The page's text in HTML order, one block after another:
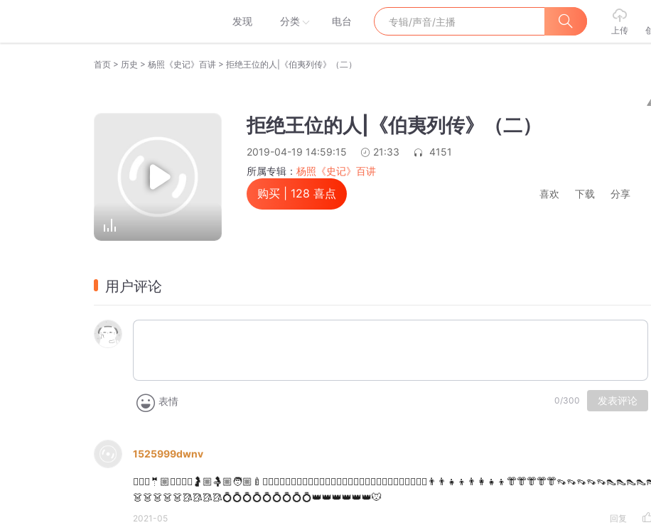
发现 分类 电台
上传
首页 > 历史 > 杨照《史记》百讲 > 拒绝王位的人|《伯夷列传》（二）
拒绝王位的人|《伯夷列传》（二）
2019-04-19 14:59:15 21:33
4151
所属专辑： 杨照《史记》百讲
购买 | 128 喜点 喜欢 下载 分享
用户评论
表情 0/300 发表评论
1525999dwnv
👗👗👗👗👗🥻🥻🥻🥻💍💍💍💍💍💍💍💍💍👑👑👑👑👑👑🐭
2021-05 回复